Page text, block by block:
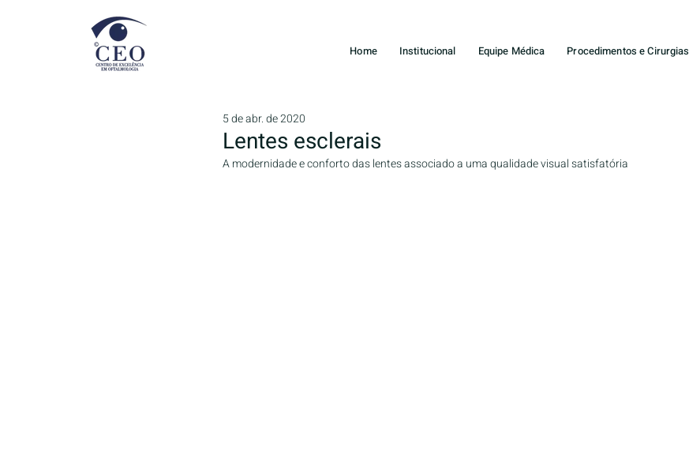
Home Institucional Equipe Médica Procedimentos e Cirurgias
Lentes esclerais
5 de abr. de 2020
A modernidade e conforto das lentes associado a uma qualidade visual satisfatória